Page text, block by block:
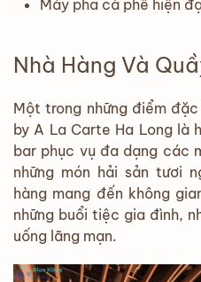
Máy pha cà phê hiện
Nhà Hàng Và
Một trong những điểm
by A La Carte Ha Long là
bar phục vụ đa dạng các
những món hải sản tươi
hàng mang đến không
những buổi tiệc gia đình,
uống lãng mạn.